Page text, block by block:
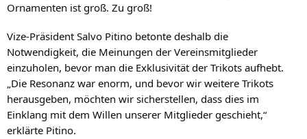
Ornamenten ist groß. Zu groß!
Vize-Präsident Salvo Pitino betonte deshalb die
Notwendigkeit, die Meinungen der Vereinsmitglieder
einzuholen, bevor man die Exklusivität der Trikots aufhebt.
„Die Resonanz war enorm, und bevor wir weitere Trikots
herausgeben, möchten wir sicherstellen, dass dies im
Einklang mit dem Willen unserer Mitglieder geschieht,“
erklärte Pitino.